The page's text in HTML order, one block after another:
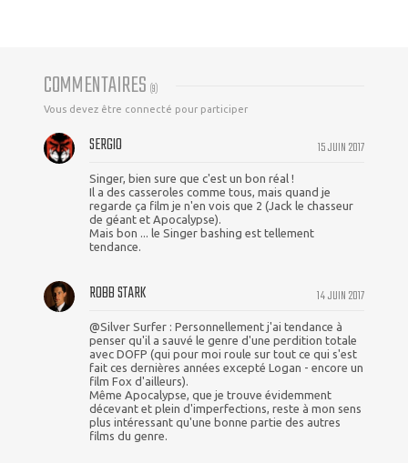
COMMENTAIRES (9)
Vous devez être connecté pour participer
15 JUIN 2017
SERGIO
Singer, bien sure que c'est un bon réal !
Il a des casseroles comme tous, mais quand je
regarde ça film je n'en vois que 2 (Jack le chasseur
de géant et Apocalypse).
Mais bon ... le Singer bashing est tellement
tendance.
14 JUIN 2017
ROBB STARK
@Silver Surfer : Personnellement j'ai tendance à
penser qu'il a sauvé le genre d'une perdition totale
avec DOFP (qui pour moi roule sur tout ce qui s'est
fait ces dernières années excepté Logan - encore un
film Fox d'ailleurs).
Même Apocalypse, que je trouve évidemment
décevant et plein d'imperfections, reste à mon sens
plus intéressant qu'une bonne partie des autres
films du genre.